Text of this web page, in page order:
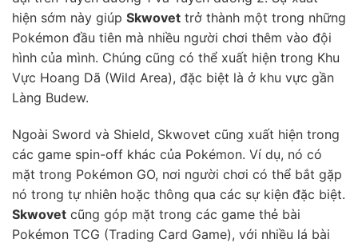
hiện sớm này giúp Skwovet trở thành một trong những
Pokémon đầu tiên mà nhiều người chơi thêm vào đội
hình của mình. Chúng cũng có thể xuất hiện trong Khu
Vực Hoang Dã (Wild Area), đặc biệt là ở khu vực gần
Làng Budew.
Ngoài Sword và Shield, Skwovet cũng xuất hiện trong
các game spin-off khác của Pokémon. Ví dụ, nó có
mặt trong Pokémon GO, nơi người chơi có thể bắt gặp
nó trong tự nhiên hoặc thông qua các sự kiện đặc biệt.
Skwovet cũng góp mặt trong các game thẻ bài
Pokémon TCG (Trading Card Game), với nhiều lá bài